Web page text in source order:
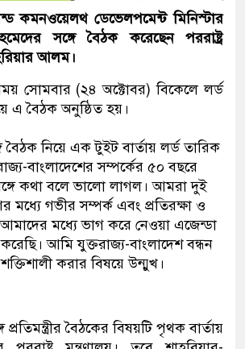
কমনওয়েলথ ডেভেলপমেন্ট মিনিস্টার
সঙ্গে বৈঠক করেছেন পররাষ্ট্র
আলম।
সোমবার (২৪ অক্টোবর) বিকেলে লর্ড
এ বৈঠক অনুষ্ঠিত হয়।
বৈঠক নিয়ে এক টুইট বার্তায় লর্ড তারিক
বাংলাদেশের সম্পর্কের ৫০ বছরে
কথা বলে ভালো লাগল। আমরা দুই
মধ্যে গভীর সম্পর্ক এবং প্রতিরক্ষা ও
আমাদের মধ্যে ভাগ করে নেওয়া এজেন্ডা
আমি যুক্তরাজ্য-বাংলাদেশ বন্ধন
করার বিষয়ে উন্মুখ।
প্রতিমন্ত্রীর বৈঠকের বিষয়টি পৃথক বার্তায়